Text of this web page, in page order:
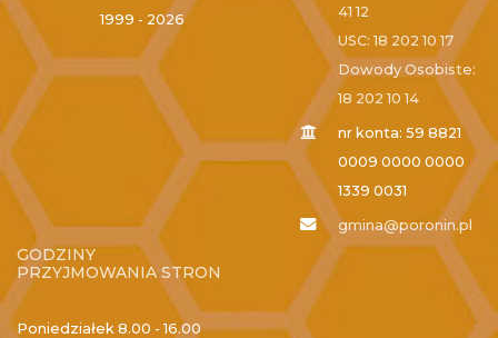
1999 - 2026
41 12
USC: 18 202 10 17
Dowody Osobiste:
18 202 10 14
nr konta: 59 8821
0009 0000 0000
1339 0031
gmina@poronin.pl
GODZINY
PRZYJMOWANIA STRON
Poniedziałek 8.00 - 16.00